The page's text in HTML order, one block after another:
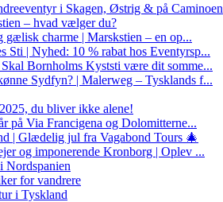
i Skagen, Østrig & på Caminoen
– hvad vælger du?
charme | Marskstien – en op...
Sti | Nyhed: 10 % rabat hos Eventyrsp...
Bornholms Kyststi være dit somme...
Sydfyn? | Malerweg – Tysklands f...
du bliver ikke alene!
på Via Francigena og Dolomitterne...
| Glædelig jul fra Vagabond Tours 🎄
og imponerende Kronborg | Oplev ...
Nordspanien
for vandrere
i Tyskland